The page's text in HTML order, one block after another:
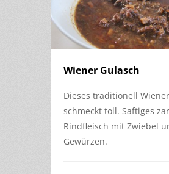
Wiener Gulasch
Dieses traditionell
schmeckt toll. Saftiges
Rindfleisch mit Zwiebel
Gewürzen.